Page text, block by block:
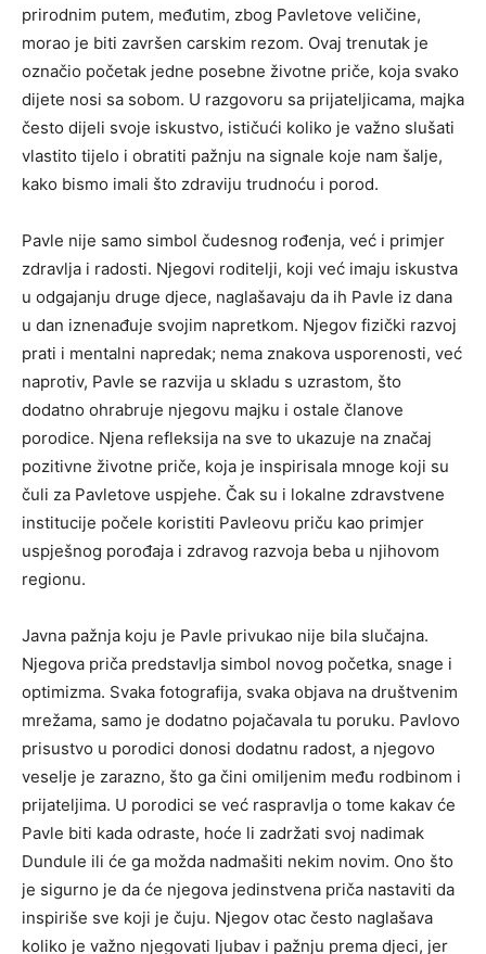
prirodnim putem, međutim, zbog Pavletove veličine,
morao je biti završen carskim rezom. Ovaj trenutak je
označio početak jedne posebne životne priče, koja svako
dijete nosi sa sobom. U razgovoru sa prijateljicama, majka
često dijeli svoje iskustvo, ističući koliko je važno slušati
vlastito tijelo i obratiti pažnju na signale koje nam šalje,
kako bismo imali što zdraviju trudnoću i porod.
Pavle nije samo simbol čudesnog rođenja, već i primjer
zdravlja i radosti. Njegovi roditelji, koji već imaju iskustva
u odgajanju druge djece, naglašavaju da ih Pavle iz dana
u dan iznenađuje svojim napretkom. Njegov fizički razvoj
prati i mentalni napredak; nema znakova usporenosti, već
naprotiv, Pavle se razvija u skladu s uzrastom, što
dodatno ohrabruje njegovu majku i ostale članove
porodice. Njena refleksija na sve to ukazuje na značaj
pozitivne životne priče, koja je inspirisala mnoge koji su
čuli za Pavletove uspjehe. Čak su i lokalne zdravstvene
institucije počele koristiti Pavleovu priču kao primjer
uspješnog porođaja i zdravog razvoja beba u njihovom
regionu.
Javna pažnja koju je Pavle privukao nije bila slučajna.
Njegova priča predstavlja simbol novog početka, snage i
optimizma. Svaka fotografija, svaka objava na društvenim
mrežama, samo je dodatno pojačavala tu poruku. Pavlovo
prisustvo u porodici donosi dodatnu radost, a njegovo
veselje je zarazno, što ga čini omiljenim među rodbinom i
prijateljima. U porodici se već raspravlja o tome kakav će
Pavle biti kada odraste, hoće li zadržati svoj nadimak
Dundule ili će ga možda nadmašiti nekim novim. Ono što
je sigurno je da će njegova jedinstvena priča nastaviti da
inspiriše sve koji je čuju. Njegov otac često naglašava
koliko je važno njegovati ljubav i pažnju prema djeci, jer